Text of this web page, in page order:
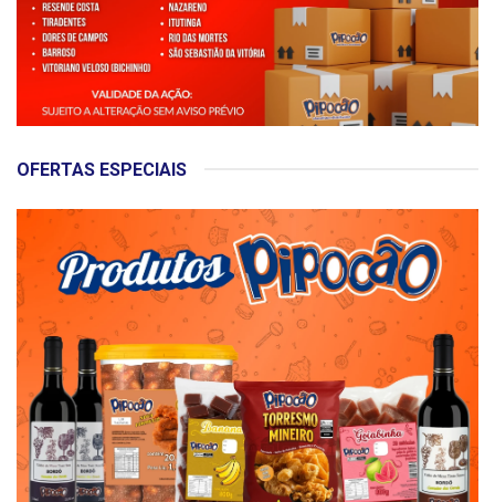
OFERTAS ESPECIAIS